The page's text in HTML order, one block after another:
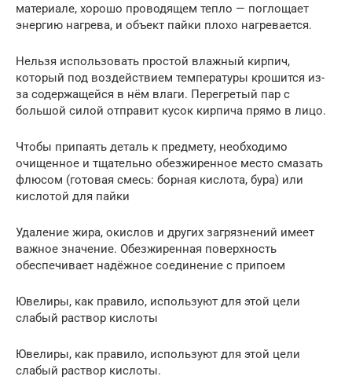
материале, хорошо проводящем тепло — поглощает
энергию нагрева, и объект пайки плохо нагревается.
Нельзя использовать простой влажный кирпич,
который под воздействием температуры крошится из-
за содержащейся в нём влаги. Перегретый пар с
большой силой отправит кусок кирпича прямо в лицо.
Чтобы припаять деталь к предмету, необходимо
очищенное и тщательно обезжиренное место смазать
флюсом (готовая смесь: борная кислота, бура) или
кислотой для пайки
Удаление жира, окислов и других загрязнений имеет
важное значение. Обезжиренная поверхность
обеспечивает надёжное соединение с припоем
Ювелиры, как правило, используют для этой цели
слабый раствор кислоты
Ювелиры, как правило, используют для этой цели
слабый раствор кислоты.